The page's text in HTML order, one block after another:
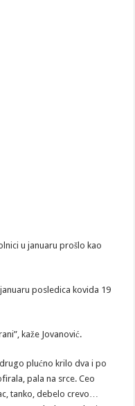
u januaru prošlo kao
posledica kovida 19
kaže Jovanović.
plućno krilo dva i po
pala na srce. Ceo
tanko, debelo crevo…